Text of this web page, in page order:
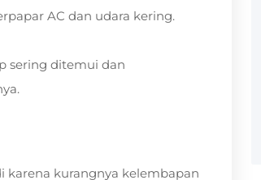
AC dan udara kering.
sering ditemui dan
karena kurangnya kelembapan